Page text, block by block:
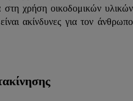
στη χρήση οικοδομικών υλικών
ακίνδυνες για τον άνθρωπο